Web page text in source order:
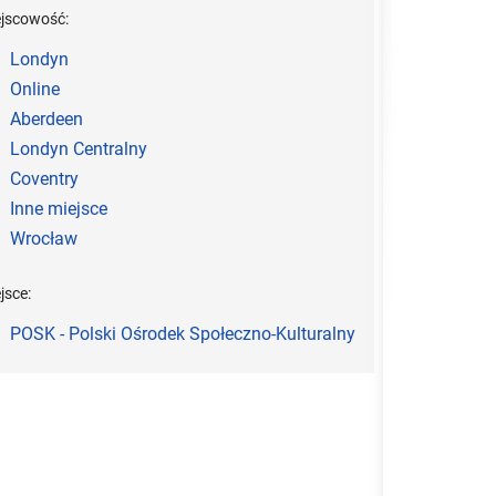
Londyn
Online
Aberdeen
Londyn Centralny
Coventry
Inne miejsce
Wrocław
POSK - Polski Ośrodek Społeczno-Kulturalny